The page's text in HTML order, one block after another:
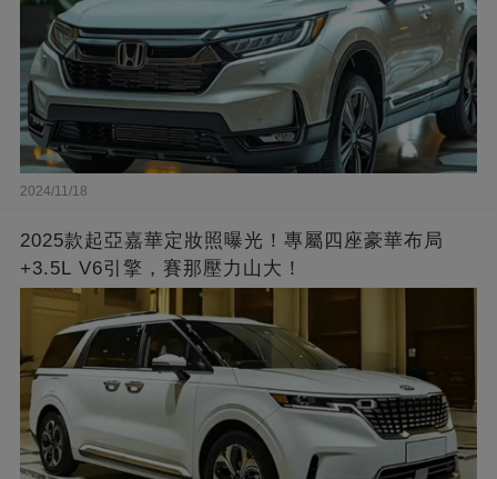
2024/11/18
2025款起亞嘉華定妝照曝光！專屬四座豪華布局
+3.5L V6引擎，賽那壓力山大！